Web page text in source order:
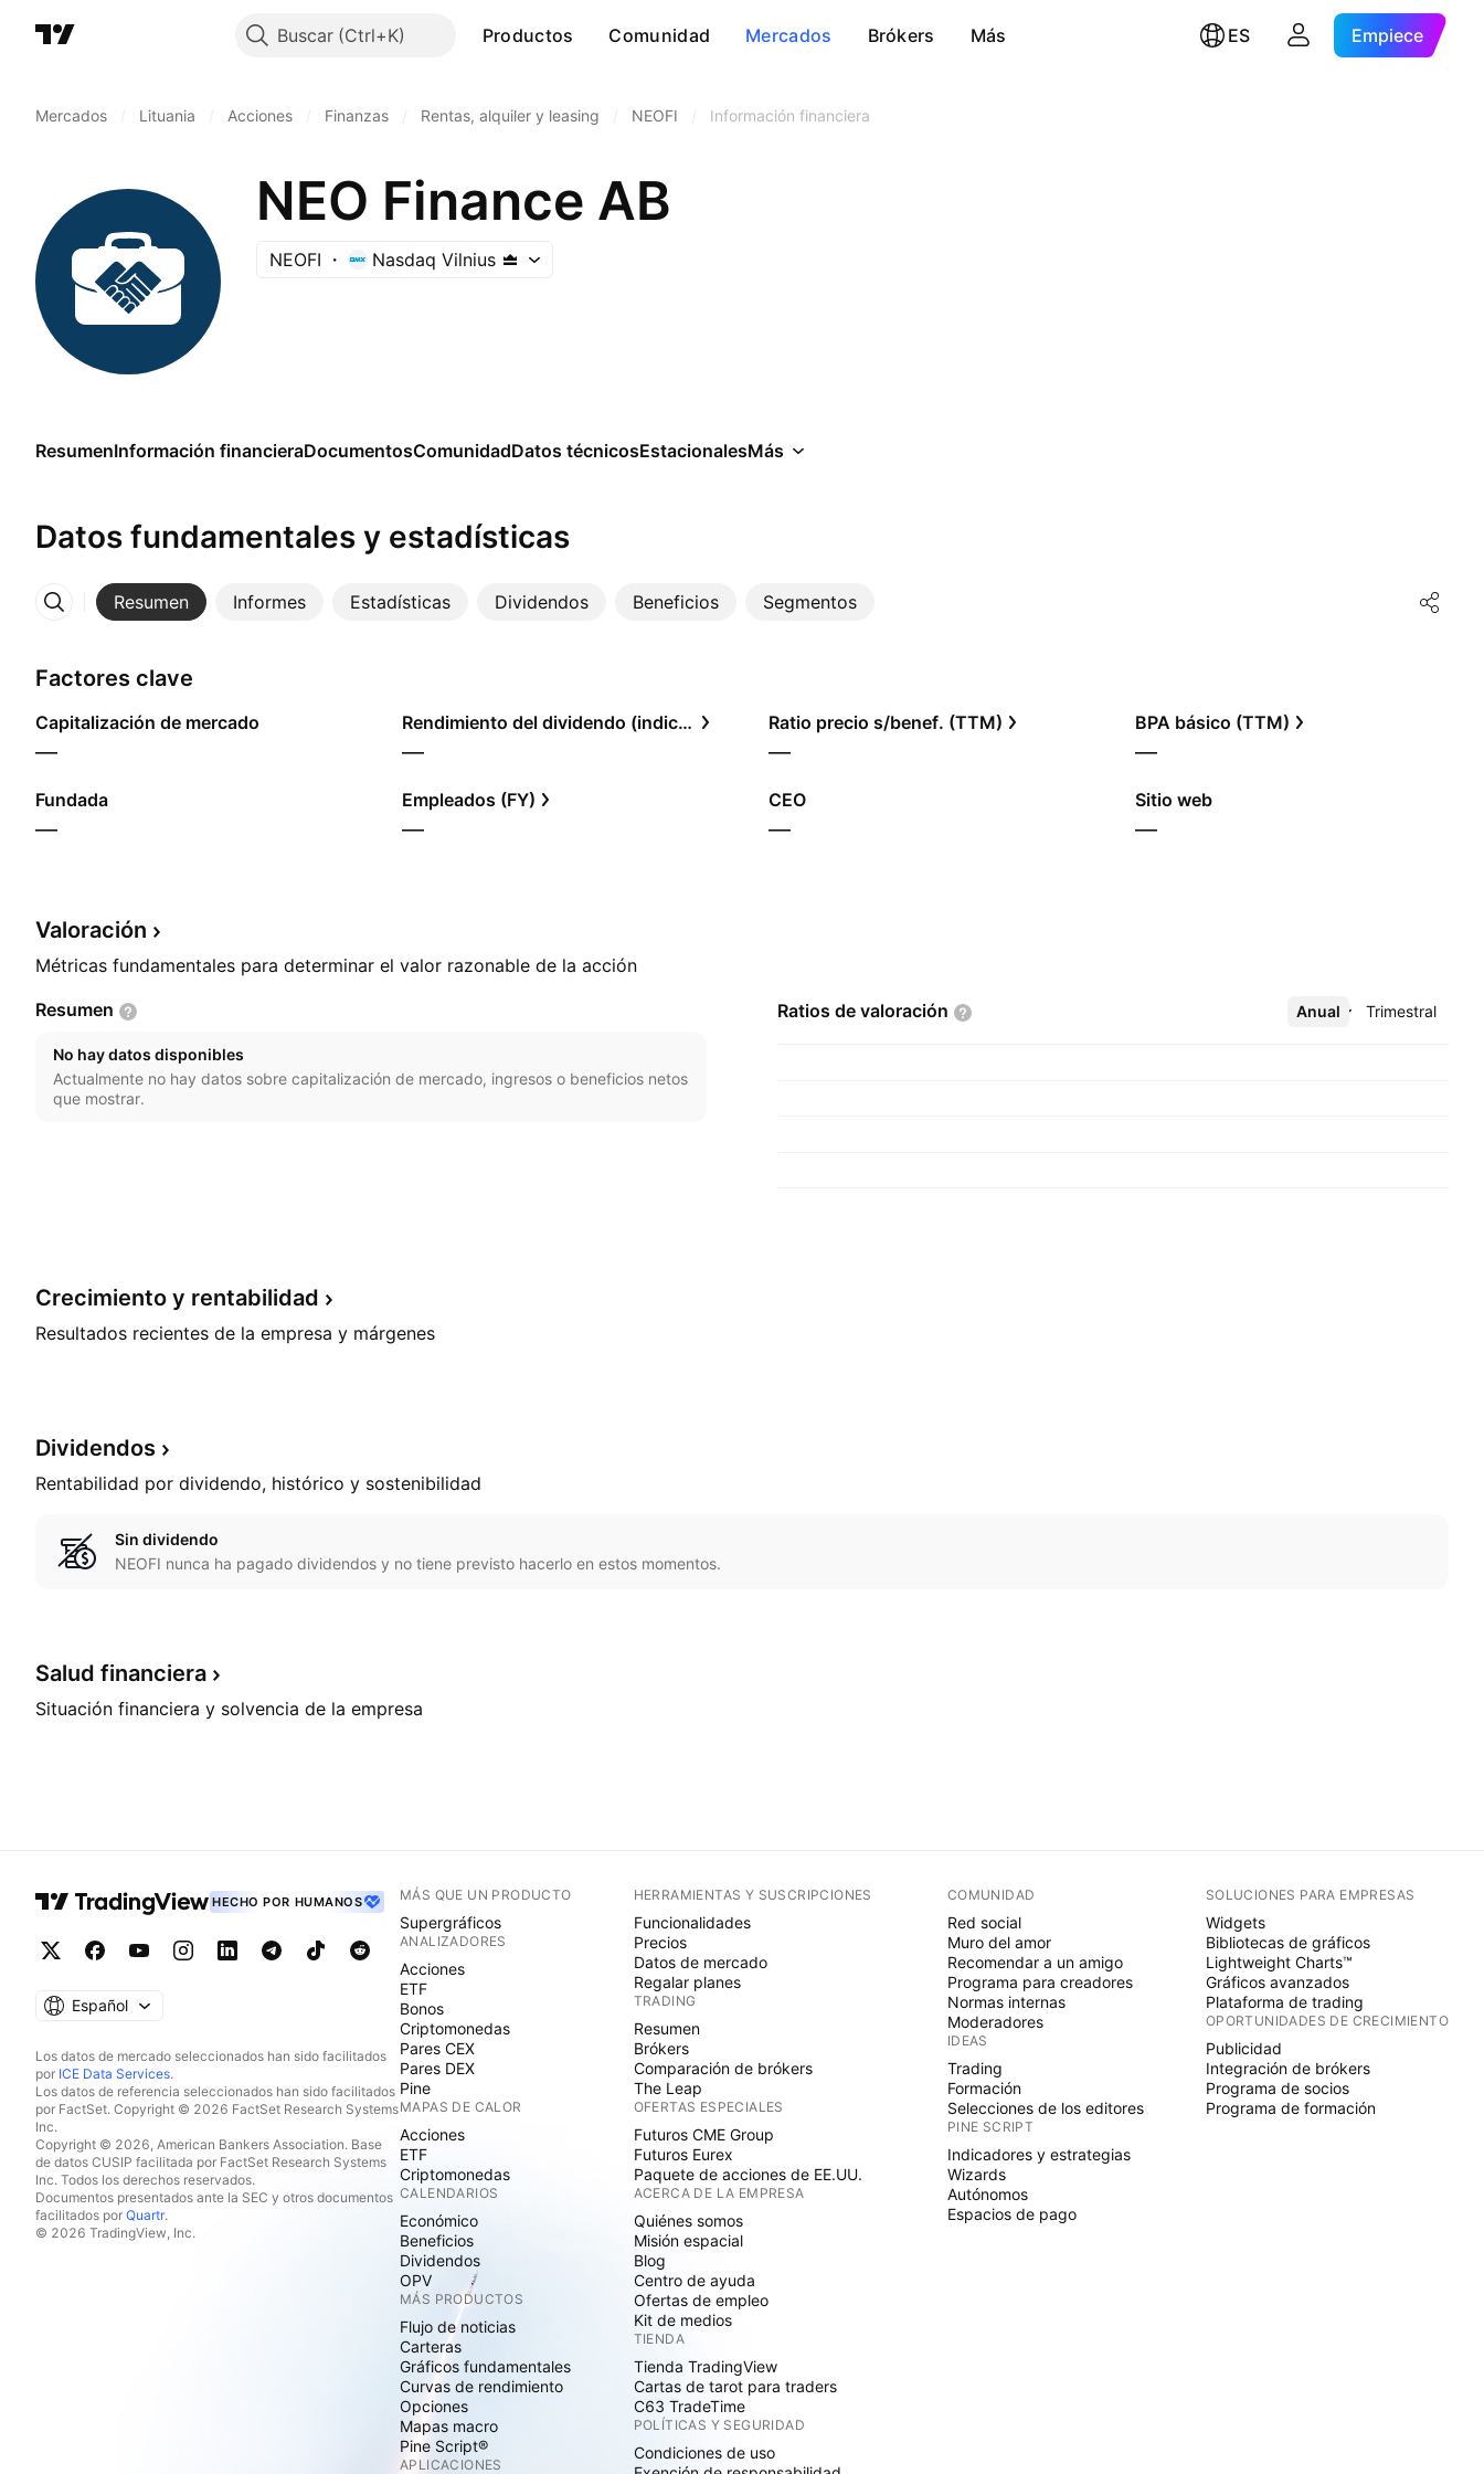
Buscar Productos Comunidad Mercados Brókers Más ES Empiece
Mercados Lituania Acciones Finanzas Rentas, alquiler y leasing NEOFI Información financiera
NEO Finance AB
NEOFI Nasdaq Vilnius
ResumenInformación financieraDocumentosComunidadDatos técnicosEstacionalesMás
Datos fundamentales y estadísticas
Resumen Informes Estadísticas Dividendos Beneficios Segmentos
Más
Factores clave
Capitalización de mercado
—
Rendimiento del dividendo (indicado)
—
Ratio precio s/benef. (TTM)
—
BPA básico (TTM)
—
Fundada
—
Empleados (FY)
—
CEO
—
Sitio web
—
Valoración
Métricas fundamentales para determinar el valor razonable de la acción
Resumen
No hay datos disponibles
Actualmente no hay datos sobre capitalización de mercado, ingresos o beneficios netos
que mostrar.
Ratios de valoración Anual Trimestral
Más
Crecimiento y rentabilidad
Resultados recientes de la empresa y márgenes
Dividendos
Rentabilidad por dividendo, histórico y sostenibilidad
Sin dividendo
NEOFI nunca ha pagado dividendos y no tiene previsto hacerlo en estos momentos.
Salud financiera
Situación financiera y solvencia de la empresa
HECHO POR HUMANOS
Español
Los datos de mercado seleccionados han sido facilitados
por ICE Data Services.
Los datos de referencia seleccionados han sido facilitados
por FactSet. Copyright © 2026 FactSet Research Systems
Inc.
Copyright © 2026, American Bankers Association. Base
de datos CUSIP facilitada por FactSet Research Systems
Inc. Todos los derechos reservados.
Documentos presentados ante la SEC y otros documentos
facilitados por Quartr.
© 2026 TradingView, Inc.
MÁS QUE UN PRODUCTO
Supergráficos
ANALIZADORES
Acciones
ETF
Bonos
Criptomonedas
Pares CEX
Pares DEX
Pine
MAPAS DE CALOR
Acciones
ETF
Criptomonedas
CALENDARIOS
Económico
Beneficios
Dividendos
OPV
MÁS PRODUCTOS
Flujo de noticias
Carteras
Gráficos fundamentales
Curvas de rendimiento
Opciones
Mapas macro
Pine Script®
APLICACIONES
HERRAMIENTAS Y SUSCRIPCIONES
Funcionalidades
Precios
Datos de mercado
Regalar planes
TRADING
Resumen
Brókers
Comparación de brókers
The Leap
OFERTAS ESPECIALES
Futuros CME Group
Futuros Eurex
Paquete de acciones de EE.UU.
ACERCA DE LA EMPRESA
Quiénes somos
Misión espacial
Blog
Centro de ayuda
Ofertas de empleo
Kit de medios
TIENDA
Tienda TradingView
Cartas de tarot para traders
C63 TradeTime
POLÍTICAS Y SEGURIDAD
Condiciones de uso
COMUNIDAD
Red social
Muro del amor
Recomendar a un amigo
Programa para creadores
Normas internas
Moderadores
IDEAS
Trading
Formación
Selecciones de los editores
PINE SCRIPT
Indicadores y estrategias
Wizards
Autónomos
Espacios de pago
SOLUCIONES PARA EMPRESAS
Widgets
Bibliotecas de gráficos
Lightweight Charts™
Gráficos avanzados
Plataforma de trading
OPORTUNIDADES DE CRECIMIENTO
Publicidad
Integración de brókers
Programa de socios
Programa de formación